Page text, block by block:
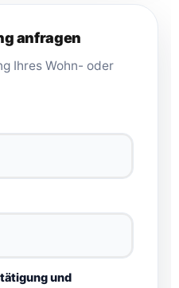
anfragen
Ihres Wohn- oder
und